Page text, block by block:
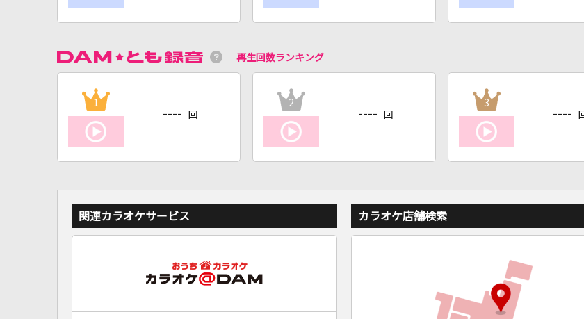
再生回数ランキング
1
---- 回
----
2
---- 回
----
3
---- 回
----
関連カラオケサービス カラオケ店舗検索